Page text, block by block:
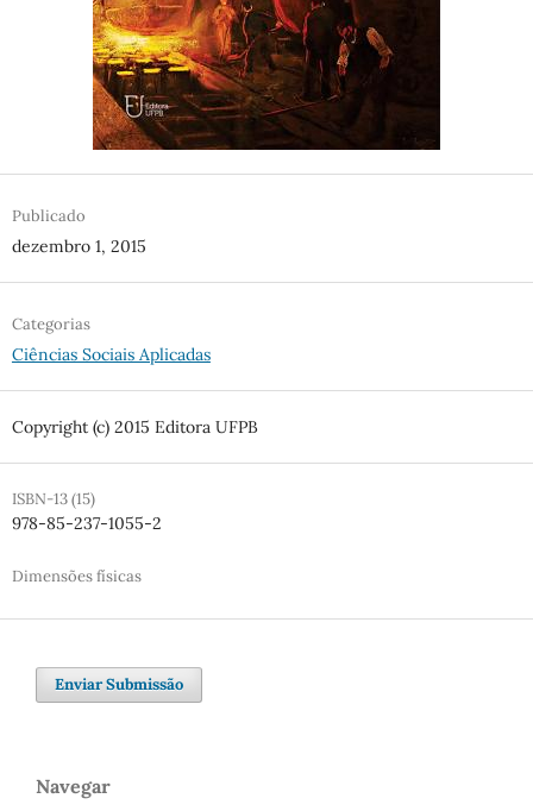
Publicado
dezembro 1, 2015
Categorias
Ciências Sociais Aplicadas
Copyright (c) 2015 Editora UFPB
ISBN-13 (15)
978-85-237-1055-2
Dimensões físicas
Enviar Submissão
Navegar